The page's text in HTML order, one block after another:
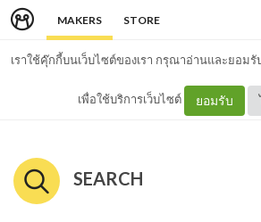
MAKERS STORE
เราใช้คุ๊กกี้บนเว็บไซต์ของเรา กรุณาอ่านและยอมรั
เพื่อใช้บริการเว็บไซต์ ยอมรับ
SEARCH